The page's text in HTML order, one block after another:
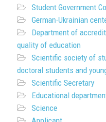
Student Government
German-Ukrainian
Department of
quality of education
Scientific society of
doctoral students and
Scientific Secretary
Educational
Science